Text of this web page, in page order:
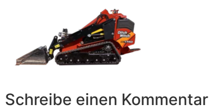
Schreibe einen Kommentar